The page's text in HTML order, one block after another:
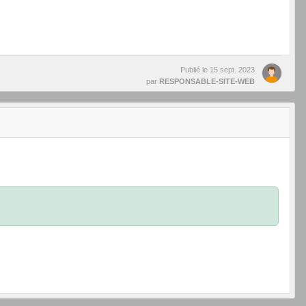
Publié le 15 sept. 2023
par RESPONSABLE-SITE-WEB